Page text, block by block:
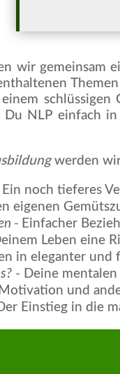
wir gemeinsam
schlüssigen
Du NLP einfach
werden wir
Ein noch tieferes
eigenen
- Einfacher
Leben eine
in eleganter und
- Deine
Motivation und
Einstieg in die